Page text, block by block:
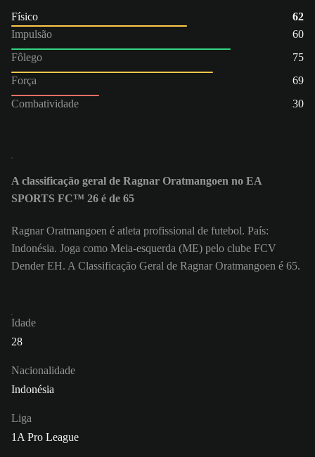
Físico
62
Impulsão
60
Fôlego
75
Força
69
Combatividade
30
A classificação geral de Ragnar Oratmangoen no EA
SPORTS FC™ 26 é de 65
Ragnar Oratmangoen é atleta profissional de futebol. País:
Indonésia. Joga como Meia-esquerda (ME) pelo clube FCV
Dender EH. A Classificação Geral de Ragnar Oratmangoen é 65.
Idade
28
Nacionalidade
Indonésia
Liga
1A Pro League